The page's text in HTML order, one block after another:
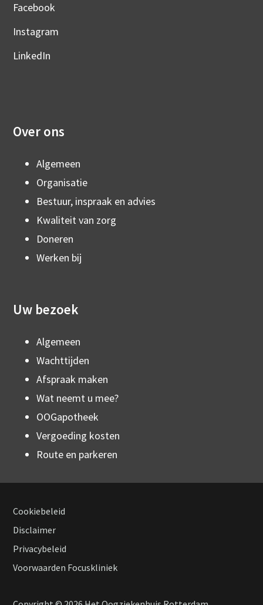
Over ons
Algemeen
Organisatie
Bestuur, inspraak en advies
Kwaliteit van zorg
Doneren
Werken bij
Uw bezoek
Algemeen
Wachttijden
Afspraak maken
Wat neemt u mee?
OOGapotheek
Vergoeding kosten
Route en parkeren
Facebook
Instagram
LinkedIn
Footer
navigation
Cookiebeleid
Disclaimer
Privacybeleid
Voorwaarden Focuskliniek